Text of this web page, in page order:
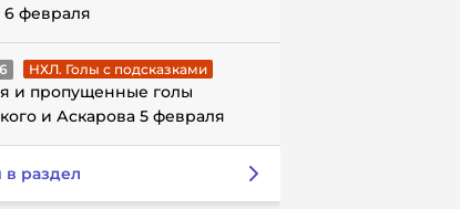
6 февраля
НХЛ. Голы с подсказками
и пропущенные голы
и Аскарова 5 февраля
в раздел